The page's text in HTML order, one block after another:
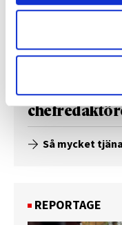
Enorma
Så mycket
REPORTAGE